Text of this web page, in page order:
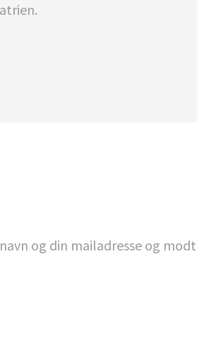
og din mailadresse og